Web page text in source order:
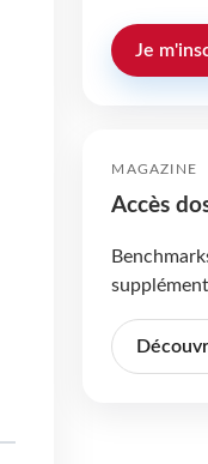
Je
MAGAZINE
Accès